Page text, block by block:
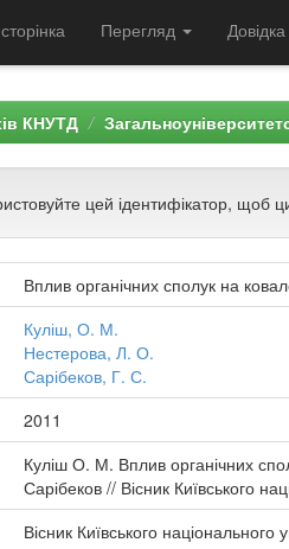
Перегляд Довідка
КНУТД
цей ідентифікатор, щоб
Вплив органічних сполук на
Куліш, О. М.
Нестерова, Л. О.
Сарібеков, Г. С.
2011
Куліш О. М. Вплив органічних
Сарібеков // Вісник Київського
Вісник Київського національного